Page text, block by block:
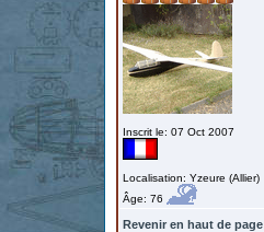
Inscrit le: 07 Oct 2007
Localisation: Yzeure (Allier)
Âge: 76
Revenir en haut de page